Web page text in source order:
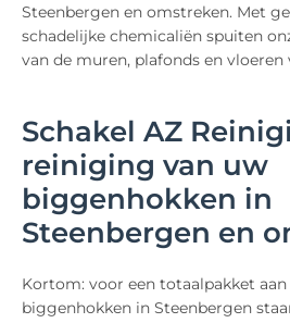
Steenbergen en omstreken. Met
schadelijke chemicaliën spuiten
van de muren, plafonds en vloeren
Schakel AZ
reiniging van uw
biggenhokken in
Steenbergen en
Kortom: voor een totaalpakket
biggenhokken in Steenbergen